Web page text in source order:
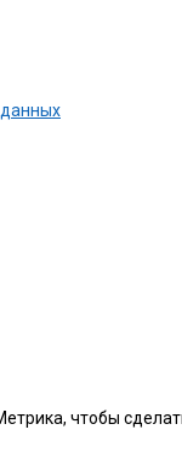
чтобы